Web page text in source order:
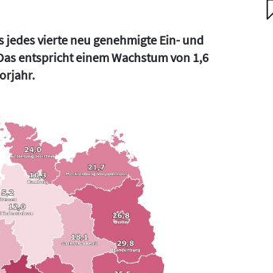
jedes vierte neu genehmigte Ein- und
entspricht einem Wachstum von 1,6